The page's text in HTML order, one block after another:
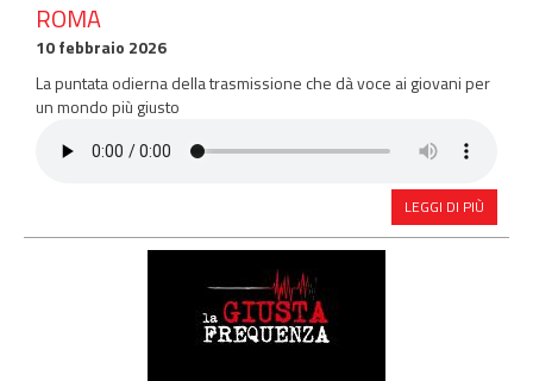
ROMA
10 febbraio 2026
La puntata odierna della trasmissione che dà voce ai giovani per
un mondo più giusto
LEGGI DI PIÙ